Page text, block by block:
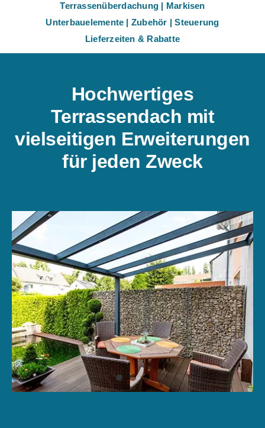
Terrassenüberdachung | Markisen
Unterbauelemente | Zubehör |Steuerung
Lieferzeiten & Rabatte
Hochwertiges
Terrassendach mit
vielseitigen Erweiterungen
für jeden Zweck